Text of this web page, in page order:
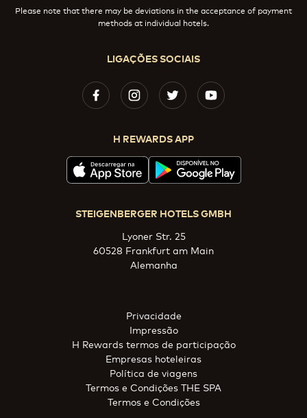
LIGAÇÕES SOCIAIS
H REWARDS APP
Please note that there may be deviations in the acceptance of payment
methods at individual hotels.
STEIGENBERGER HOTELS GMBH
Lyoner Str. 25
60528 Frankfurt am Main
Alemanha
Privacidade
Impressão
H Rewards termos de participação
Empresas hoteleiras
Política de viagens
Termos e Condições THE SPA
Termos e Condições